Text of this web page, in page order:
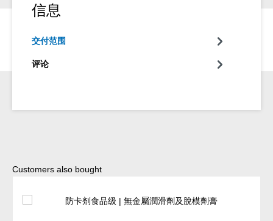
信息
交付范围
评论
Skip product gallery
Customers also bought